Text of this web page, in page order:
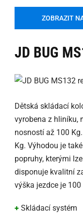
ZOBRAZIT
JD BUG
Dětská skládací
vyrobena z hliníku,
nosností až 100
Kg. Výhodou je
popruhy, kterými
disponuje kvalitní
výška jezdce je
+ Skládací systém